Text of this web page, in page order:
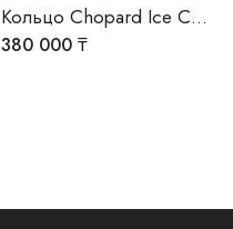
Кольцо Chopard Ice Cube
380 000 ₸